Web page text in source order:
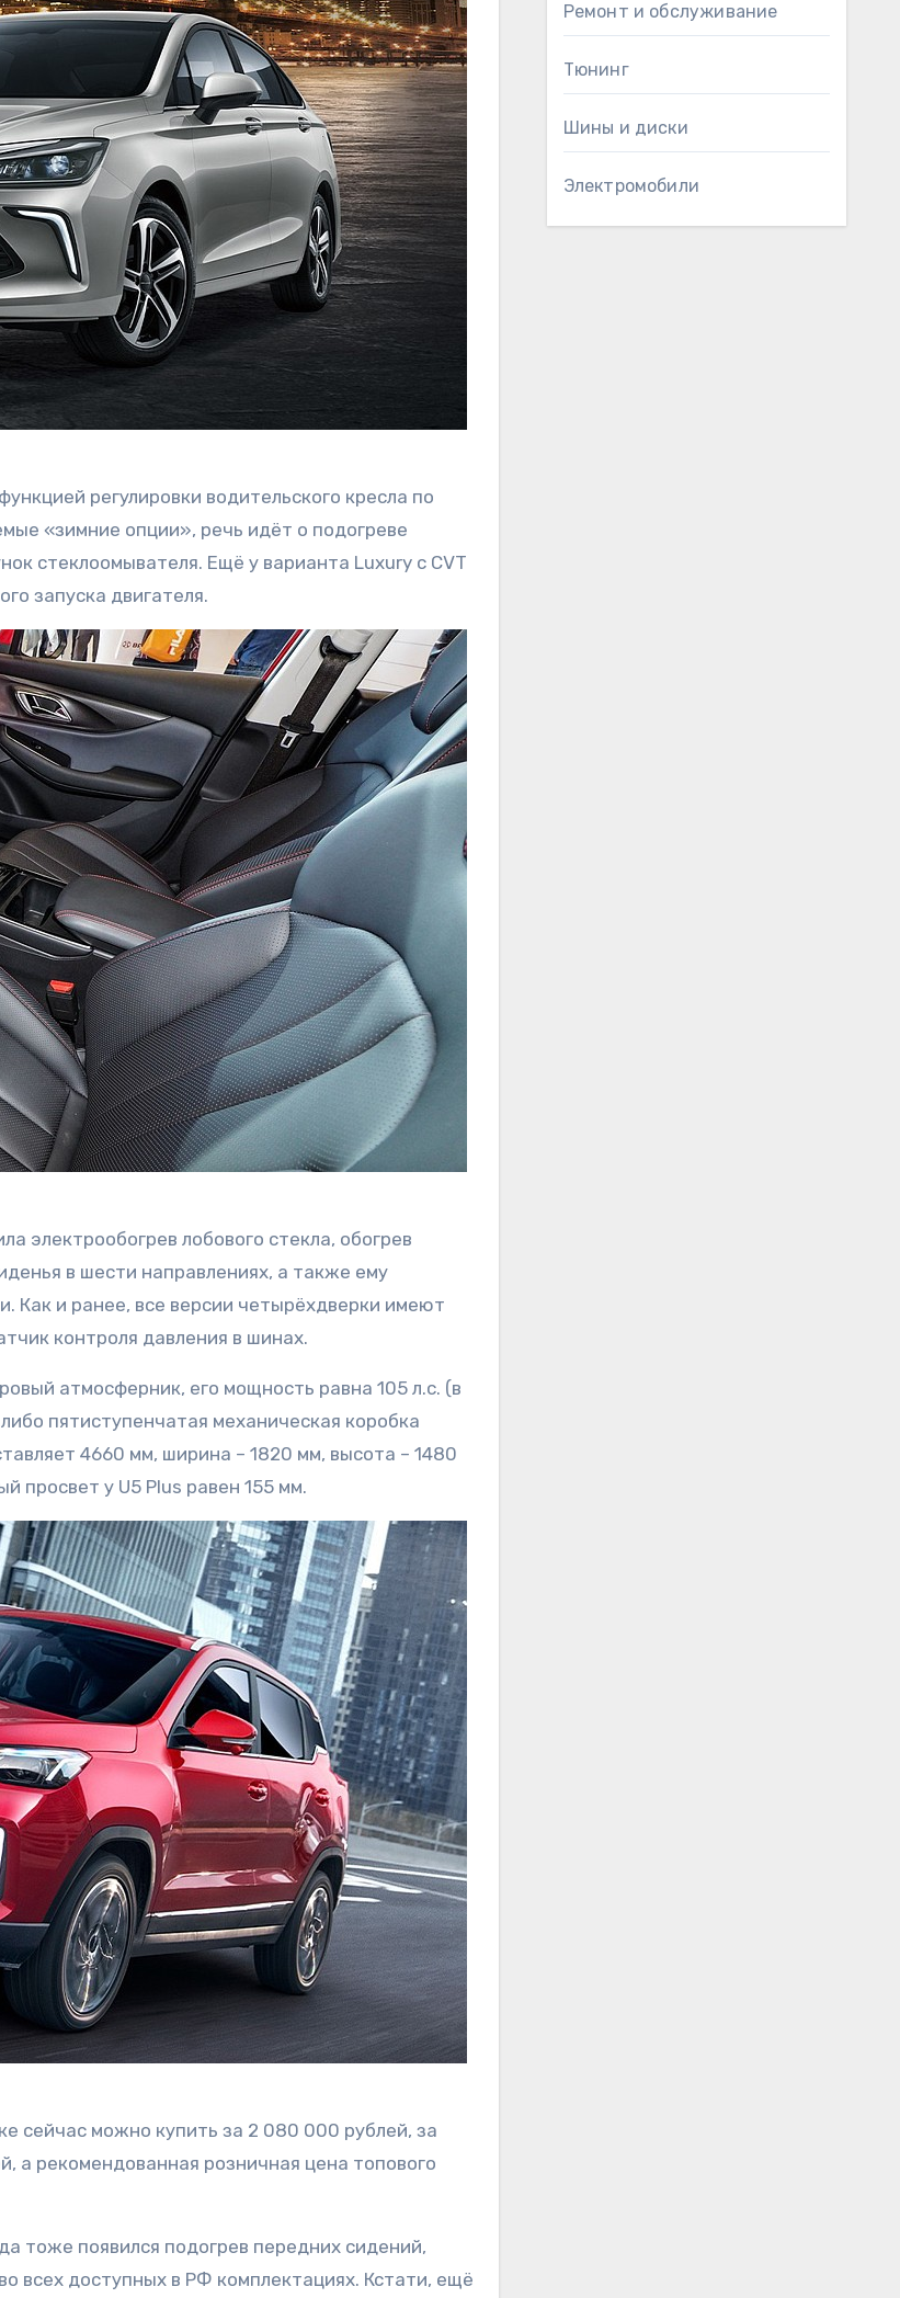
регулировки водительского кресла по
«зимние опции», речь идёт о подогреве
стеклоомывателя. Ещё у варианта Luxury с CVT
запуска двигателя.
электрообогрев лобового стекла, обогрев
в шести направлениях, а также ему
Как и ранее, все версии четырёхдверки имеют
контроля давления в шинах.
атмосферник, его мощность равна 105 л.с. (в
пятиступенчатая механическая коробка
4660 мм, ширина – 1820 мм, высота – 1480
просвет у U5 Plus равен 155 мм.
сейчас можно купить за 2 080 000 рублей, за
а рекомендованная розничная цена топового
тоже появился подогрев передних сидений,
всех доступных в РФ комплектациях. Кстати, ещё
Ремонт и обслуживание
Тюнинг
Шины и диски
Электромобили